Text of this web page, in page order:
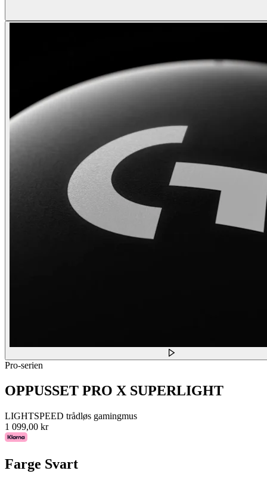
Pro-serien
OPPUSSET PRO X SUPERLIGHT
LIGHTSPEED trådløs gamingmus
1 099,00 kr
Farge Svart